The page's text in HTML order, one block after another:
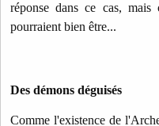
réponse dans ce cas, mais
pourraient bien être...
Des démons déguisés
Comme l'existence de